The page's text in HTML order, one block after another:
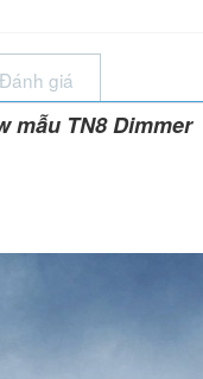
Đánh giá
mẫu TN8 Dimmer